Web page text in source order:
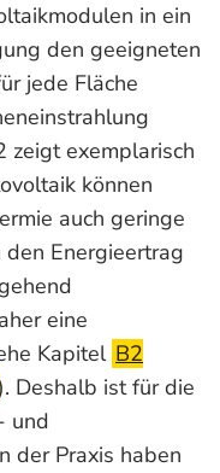
in ein
den geeigneten
jede Fläche
zeigt exemplarisch
können
auch geringe
Energieertrag
eine
Kapitel B2
Deshalb ist für die
und
der Praxis haben